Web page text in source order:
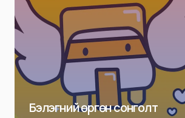
Бэлэгний өргөн сонголт